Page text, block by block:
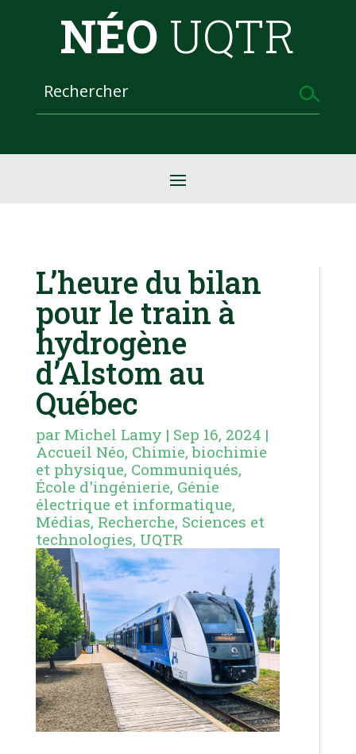
NÉO UQTR
L’heure du bilan
pour le train à
hydrogène
d’Alstom au
Québec
par Michel Lamy | Sep 16, 2024 |
Accueil Néo, Chimie, biochimie
et physique, Communiqués,
École d'ingénierie, Génie
électrique et informatique,
Médias, Recherche, Sciences et
technologies, UQTR